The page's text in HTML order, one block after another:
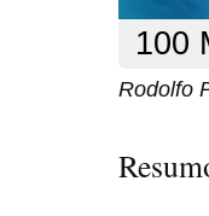
100
Rodolfo